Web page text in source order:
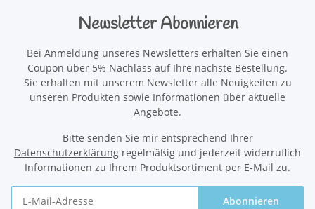
Newsletter Abonnieren
Bei Anmeldung unseres Newsletters erhalten Sie einen
Coupon über 5% Nachlass auf Ihre nächste Bestellung.
Sie erhalten mit unserem Newsletter alle Neuigkeiten zu
unseren Produkten sowie Informationen über aktuelle
Angebote.
Bitte senden Sie mir entsprechend Ihrer
Datenschutzerklärung regelmäßig und jederzeit widerruflich
Informationen zu Ihrem Produktsortiment per E-Mail zu.
Abonnieren